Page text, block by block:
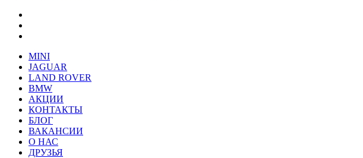
MINI
JAGUAR
LAND ROVER
BMW
АКЦИИ
КОНТАКТЫ
БЛОГ
ВАКАНСИИ
О НАС
ДРУЗЬЯ